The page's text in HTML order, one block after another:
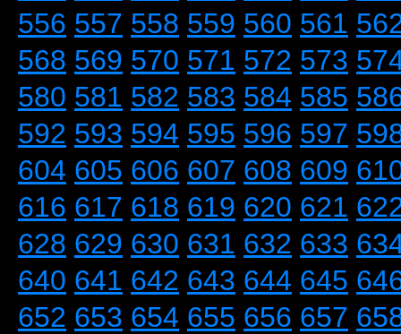
556 557 558 559 560 561
568 569 570 571 572 573
580 581 582 583 584 585
592 593 594 595 596 597
604 605 606 607 608 609
616 617 618 619 620 621
628 629 630 631 632 633
640 641 642 643 644 645
652 653 654 655 656 657